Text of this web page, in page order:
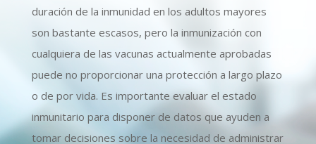
duración de la inmunidad en los adultos mayores
son bastante escasos, pero la inmunización con
cualquiera de las vacunas actualmente aprobadas
puede no proporcionar una protección a largo plazo
o de por vida. Es importante evaluar el estado
inmunitario para disponer de datos que ayuden a
tomar decisiones sobre la necesidad de administrar